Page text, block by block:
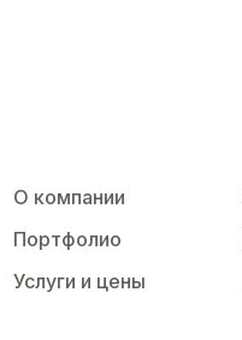
О компании
Портфолио
Услуги и цены